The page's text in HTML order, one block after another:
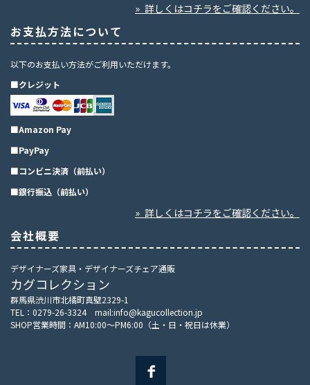
» 詳しくはコチラをご確認ください。
お支払方法について
以下のお支払い方法がご利用いただけます。
■クレジット
■Amazon Pay
■PayPay
■コンビニ決済（前払い）
■銀行振込（前払い）
» 詳しくはコチラをご確認ください。
会社概要
デザイナーズ家具・デザイナーズチェア通販
カグコレクション
群馬県渋川市北橘町真壁2329-1
TEL：0279-26-3324 mail:info@kagucollection.jp
SHOP営業時間：AM10:00～PM6:00（土・日・祝日は休業）